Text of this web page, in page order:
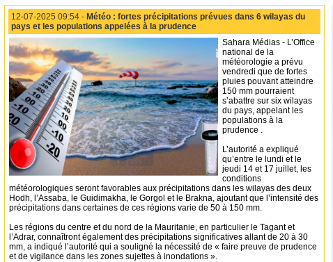
12-07-2025 09:54 - Météo : fortes précipitations prévues dans 6 wilayas du
pays et les populations appelées à la prudence
Sahara Médias - L’Office
national de la
météorologie a prévu
vendredi que de fortes
pluies pouvant atteindre
150 mm pourraient
s’abattre sur six wilayas
du pays, appelant les
populations à la
prudence .
L’autorité a expliqué
qu’entre le lundi et le
jeudi 14 et 17 juillet, les
conditions
météorologiques seront favorables aux précipitations dans les wilayas des deux
Hodh, l’Assaba, le Guidimakha, le Gorgol et le Brakna, ajoutant que l’intensité des
précipitations dans certaines de ces régions varie de 50 à 150 mm.
Les régions du centre et du nord de la Mauritanie, en particulier le Tagant et
l’Adrar, connaîtront également des précipitations significatives allant de 20 à 30
mm, a indiqué l’autorité qui a souligné la nécessité de « faire preuve de prudence
et de vigilance dans les zones sujettes à inondations ».